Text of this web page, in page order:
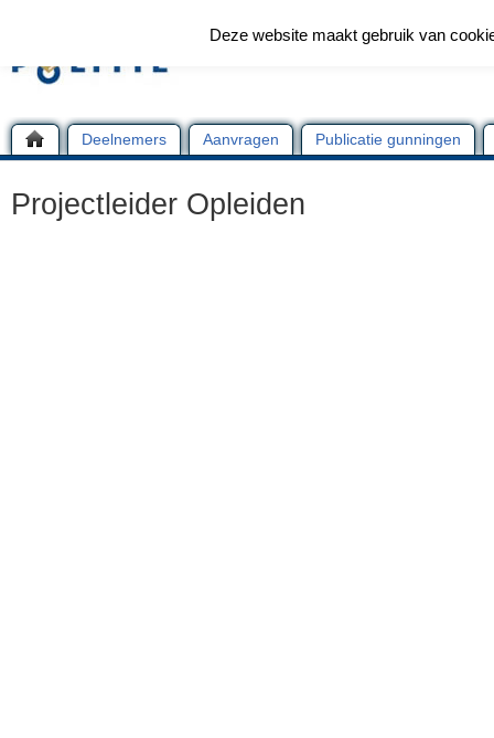
Deelnemers Aanvragen Publicatie gunningen
Projectleider Opleiden
Deze website maakt gebruik van